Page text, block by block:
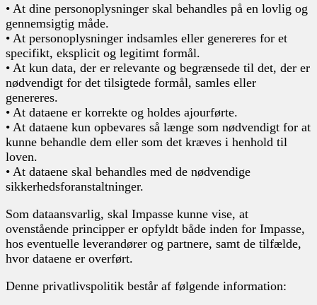
• At dine personoplysninger skal behandles på en lovlig og
gennemsigtig måde.
• At personoplysninger indsamles eller genereres for et
specifikt, eksplicit og legitimt formål.
• At kun data, der er relevante og begrænsede til det, der er
nødvendigt for det tilsigtede formål, samles eller
genereres.
• At dataene er korrekte og holdes ajourførte.
• At dataene kun opbevares så længe som nødvendigt for at
kunne behandle dem eller som det kræves i henhold til
loven.
• At dataene skal behandles med de nødvendige
sikkerhedsforanstaltninger.
Som dataansvarlig, skal Impasse kunne vise, at
ovenstående principper er opfyldt både inden for Impasse,
hos eventuelle leverandører og partnere, samt de tilfælde,
hvor dataene er overført.
Denne privatlivspolitik består af følgende information: